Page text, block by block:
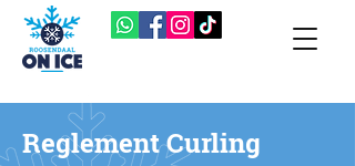
Reglement Curling